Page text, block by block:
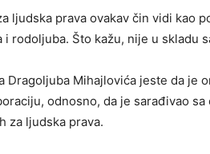
ljudska prava ovakav čin vidi kao
i rodoljuba. Što kažu, nije u skladu
Dragoljuba Mihajlovića jeste da je
odnosno, da je sarađivao
za ljudska prava.